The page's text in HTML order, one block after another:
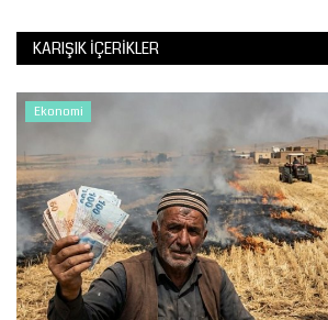
KARIŞIK İÇERIKLER
Ekonomi